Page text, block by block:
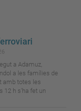
a Adamuz,
a les famílies de
amb totes les
12 h s'ha fet un